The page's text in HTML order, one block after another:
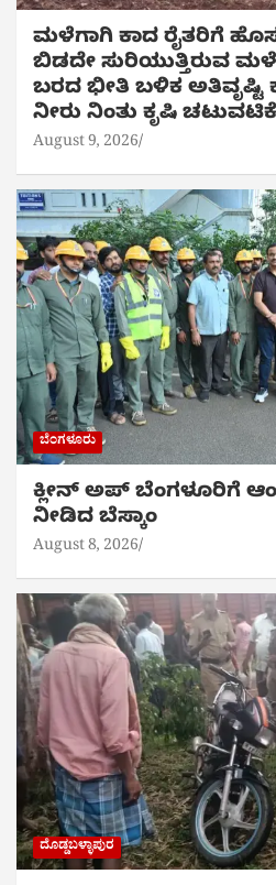
ಮಳೆಗಾಗಿ ಕಾದ ರೈತರಿಗೆ
ಬಿಡದೇ ಸುರಿಯುತ್ತಿರುವ
ಬರದ ಭೀತಿ ಬಳಿಕ ಅತಿವೃಷ್ಟಿ
ನೀರು ನಿಂತು ಕೃಷಿ ಚಟುವಟಿಕೆ
August 9, 2026
ಬೆಂಗಳೂರು
ಕ್ಲೀನ್ ಅಪ್ ಬೆಂಗಳೂರಿಗೆ
ನೀಡಿದ ಬೆಸ್ಕಾಂ
August 8, 2026
ದೊಡ್ಡಬಳ್ಳಾಪುರ